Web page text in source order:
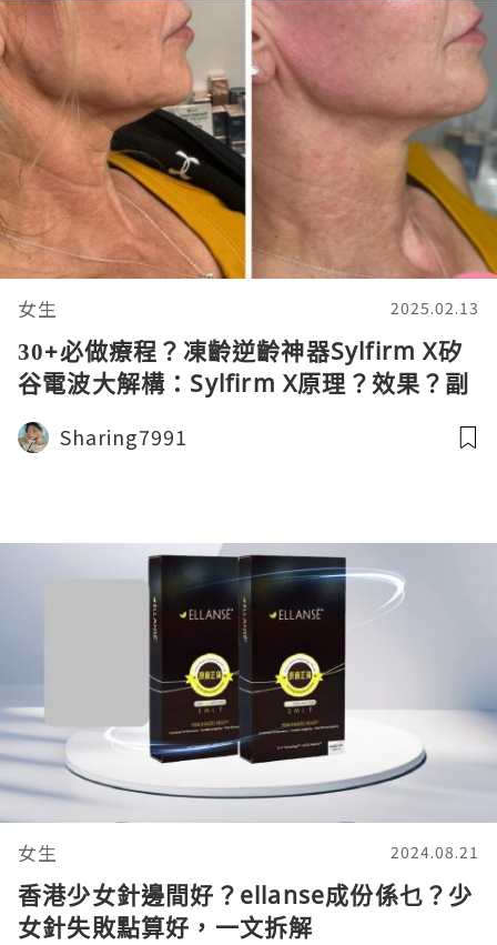
女生 2025.02.13
30+必做療程？凍齡逆齡神器Sylfirm X矽
谷電波大解構：Sylfirm X原理？效果？副
作用？附大量真人實證Sylfirm X效果圖！
Sharing7991
女生 2024.08.21
香港少女針邊間好？ellanse成份係乜？少
女針失敗點算好，一文拆解